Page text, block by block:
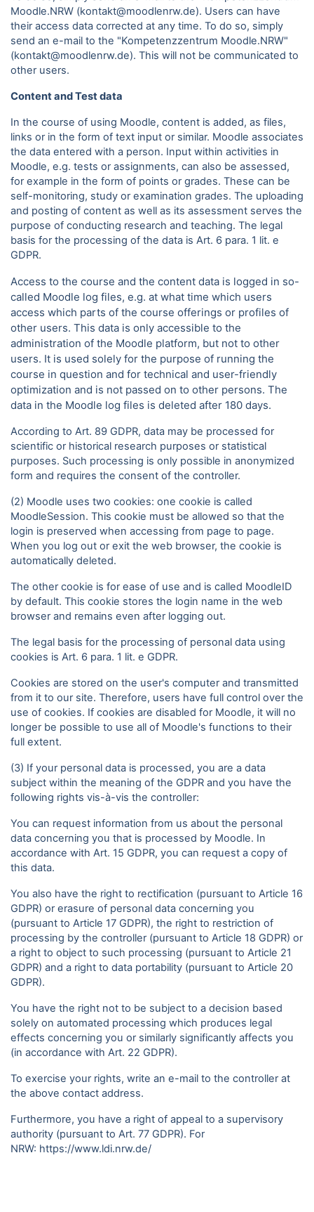
Moodle.NRW (kontakt@moodlenrw.de). Users can have
their access data corrected at any time. To do so, simply
send an e-mail to the "Kompetenzzentrum Moodle.NRW"
(kontakt@moodlenrw.de). This will not be communicated to
other users.
Content and Test data
In the course of using Moodle, content is added, as files,
links or in the form of text input or similar. Moodle associates
the data entered with a person. Input within activities in
Moodle, e.g. tests or assignments, can also be assessed,
for example in the form of points or grades. These can be
self-monitoring, study or examination grades. The uploading
and posting of content as well as its assessment serves the
purpose of conducting research and teaching. The legal
basis for the processing of the data is Art. 6 para. 1 lit. e
GDPR.
Access to the course and the content data is logged in so-
called Moodle log files, e.g. at what time which users
access which parts of the course offerings or profiles of
other users. This data is only accessible to the
administration of the Moodle platform, but not to other
users. It is used solely for the purpose of running the
course in question and for technical and user-friendly
optimization and is not passed on to other persons. The
data in the Moodle log files is deleted after 180 days.
According to Art. 89 GDPR, data may be processed for
scientific or historical research purposes or statistical
purposes. Such processing is only possible in anonymized
form and requires the consent of the controller.
(2) Moodle uses two cookies: one cookie is called
MoodleSession. This cookie must be allowed so that the
login is preserved when accessing from page to page.
When you log out or exit the web browser, the cookie is
automatically deleted.
The other cookie is for ease of use and is called MoodleID
by default. This cookie stores the login name in the web
browser and remains even after logging out.
The legal basis for the processing of personal data using
cookies is Art. 6 para. 1 lit. e GDPR.
Cookies are stored on the user's computer and transmitted
from it to our site. Therefore, users have full control over the
use of cookies. If cookies are disabled for Moodle, it will no
longer be possible to use all of Moodle's functions to their
full extent.
(3) If your personal data is processed, you are a data
subject within the meaning of the GDPR and you have the
following rights vis-à-vis the controller:
You can request information from us about the personal
data concerning you that is processed by Moodle. In
accordance with Art. 15 GDPR, you can request a copy of
this data.
You also have the right to rectification (pursuant to Article 16
GDPR) or erasure of personal data concerning you
(pursuant to Article 17 GDPR), the right to restriction of
processing by the controller (pursuant to Article 18 GDPR) or
a right to object to such processing (pursuant to Article 21
GDPR) and a right to data portability (pursuant to Article 20
GDPR).
You have the right not to be subject to a decision based
solely on automated processing which produces legal
effects concerning you or similarly significantly affects you
(in accordance with Art. 22 GDPR).
To exercise your rights, write an e-mail to the controller at
the above contact address.
Furthermore, you have a right of appeal to a supervisory
authority (pursuant to Art. 77 GDPR). For
NRW: https://www.ldi.nrw.de/